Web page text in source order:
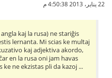
22 يناير، 2013 4:50:38 م
kaj la rusa) ne stariĝis
lernanta. Mi scias ke multaj
kaj adjektiva akordo,
en la rusa oni jam havas
ke ne ekzistas pli da kazoj ...